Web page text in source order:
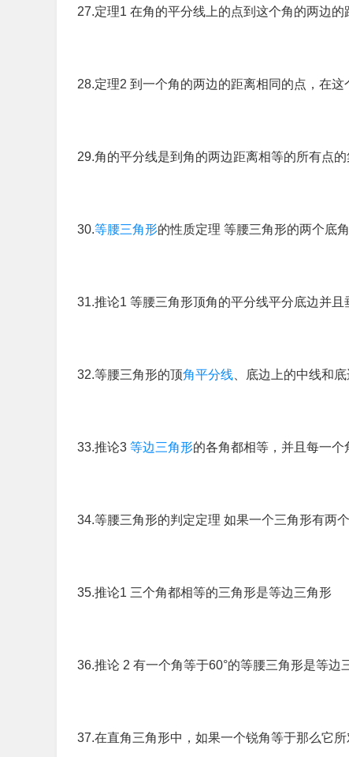
27.定理1 在角的平分线上的点到这个角的两边的
28.定理2 到一个角的两边的距离相同的点，在这
29.角的平分线是到角的两边距离相等的所有点的
30.等腰三角形的性质定理 等腰三角形的两个底
31.推论1 等腰三角形顶角的平分线平分底边并且
32.等腰三角形的顶角平分线 、底边上的中线和
33.推论3 等边三角形的各角都相等，并且每一个
34.等腰三角形的判定定理 如果一个三角形有两
35.推论1 三个角都相等的三角形是等边三角形
36.推论 2 有一个角等于60°的等腰三角形是等边
37.在直角三角形中，如果一个锐角等于那么它